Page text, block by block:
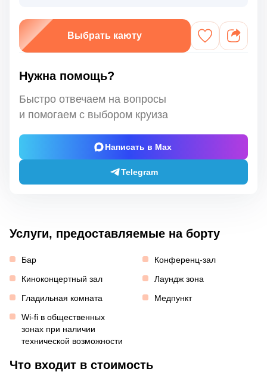
Выбрать каюту
Нужна помощь?
Быстро отвечаем на вопросы
и помогаем с выбором круиза
Написать в Max
Telegram
Услуги, предоставляемые на борту
Бар
Конференц-зал
Киноконцертный зал
Лаундж зона
Гладильная комната
Медпункт
Wi-fi в общественных
зонах при наличии
технической возможности
Что входит в стоимость